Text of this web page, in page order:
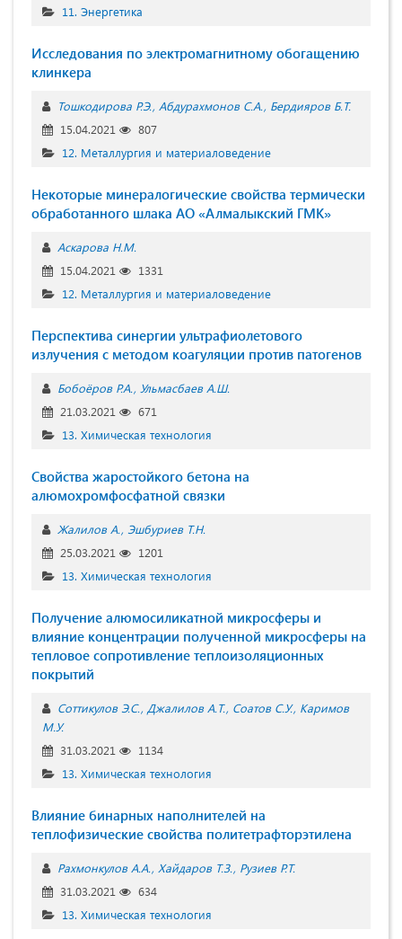
11. Энергетика
Исследования по электромагнитному обогащению
клинкера
Тошкодирова Р.Э. Абдурахмонов С.А. Бердияров Б.Т.
15.04.2021
807
12. Металлургия и материаловедение
Некоторые минералогические свойства термически
обработанного шлака АО «Алмалыкский ГМК»
Аскарова Н.М.
15.04.2021
1331
12. Металлургия и материаловедение
Перспектива синергии ультрафиолетового
излучения с методом коагуляции против патогенов
Бобоёров Р.А. Ульмасбаев А.Ш.
21.03.2021
671
13. Химическая технология
Свойства жаростойкого бетона на
алюмохромфосфатной связки
Жалилов А. Эшбуриев Т.Н.
25.03.2021
1201
13. Химическая технология
Получение алюмосиликатной микросферы и
влияние концентрации полученной микросферы на
тепловое сопротивление теплоизоляционных
покрытий
Соттикулов Э.С. Джалилов А.Т. Соатов С.У. Каримов
М.У.
31.03.2021
1134
13. Химическая технология
Влияние бинарных наполнителей на
теплофизические свойства политетрафторэтилена
Рахмонкулов А.А. Хайдаров Т.З. Рузиев Р.Т.
31.03.2021
634
13. Химическая технология